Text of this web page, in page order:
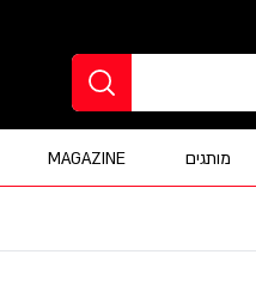
מותגים MAGAZINE